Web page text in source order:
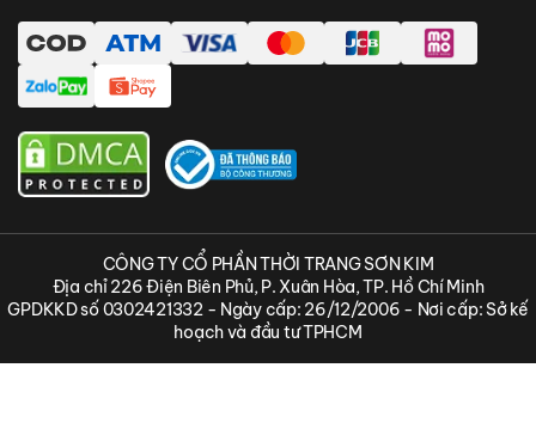
CÔNG TY CỔ PHẦN THỜI TRANG SƠN KIM
Địa chỉ 226 Điện Biên Phủ, P. Xuân Hòa, TP. Hồ Chí Minh
GPDKKD số 0302421332 - Ngày cấp: 26/12/2006 - Nơi cấp: Sở kế
hoạch và đầu tư TPHCM